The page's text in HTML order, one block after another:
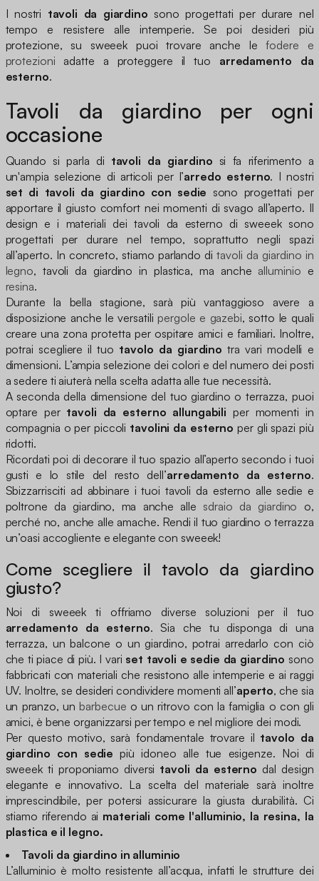
I nostri tavoli da giardino sono progettati per durare nel
tempo e resistere alle intemperie. Se poi desideri più
protezione, su sweeek puoi trovare anche lefodere e
protezioni adatte a proteggere il tuo arredamento da
esterno.
Tavoli da giardino per ogni
occasione
Quando si parla di tavoli da giardino si fa riferimento a
un'ampia selezione di articoli per l’arredo esterno. I nostri
set di tavoli da giardino con sedie sono progettati per
apportare il giusto comfort nei momenti di svago all’aperto. Il
design e i materiali dei tavoli da esterno di sweeek sono
progettati per durare nel tempo, soprattutto negli spazi
all’aperto. In concreto, stiamo parlando di tavoli da giardino in
legno, tavoli da giardino in plastica, ma anche alluminio e
resina.
Durante la bella stagione, sarà più vantaggioso avere a
disposizione anche le versatili pergole e gazebi, sotto le quali
creare una zona protetta per ospitare amici e familiari. Inoltre,
potrai scegliere il tuo tavolo da giardino tra vari modelli e
dimensioni. L’ampia selezione dei colori e del numero dei posti
a sedere ti aiuterà nella scelta adatta alle tue necessità.
A seconda della dimensione del tuo giardino o terrazza, puoi
optare per tavoli da esterno allungabili per momenti in
compagnia o per piccoli tavolini da esterno per gli spazi più
ridotti.
Ricordati poi di decorare il tuo spazio all’aperto secondo i tuoi
gusti e lo stile del resto dell’arredamento da esterno.
Sbizzarrisciti ad abbinare i tuoi tavoli da esterno alle sedie e
poltrone da giardino, ma anche alle sdraio da giardino o,
perché no, anche alle amache. Rendi il tuo giardino o terrazza
un’oasi accogliente e elegante con sweeek!
Come scegliere il tavolo da giardino
giusto?
Noi di sweeek ti offriamo diverse soluzioni per il tuo
arredamento da esterno. Sia che tu disponga di una
terrazza, un balcone o un giardino, potrai arredarlo con ciò
che ti piace di più. I vari set tavoli e sedie da giardino sono
fabbricati con materiali che resistono alle intemperie e ai raggi
UV. Inoltre, se desideri condividere momenti all’aperto, che sia
un pranzo, un barbecue o un ritrovo con la famiglia o con gli
amici, è bene organizzarsi per tempo e nel migliore dei modi.
Per questo motivo, sarà fondamentale trovare il tavolo da
giardino con sedie più idoneo alle tue esigenze. Noi di
sweeek ti proponiamo diversi tavoli da esterno dal design
elegante e innovativo. La scelta del materiale sarà inoltre
imprescindibile, per potersi assicurare la giusta durabilità. Ci
stiamo riferendo ai materiali come l'alluminio, la resina, la
plastica e il legno.
Tavoli da giardino in alluminio
L’alluminio è molto resistente all’acqua, infatti le strutture dei